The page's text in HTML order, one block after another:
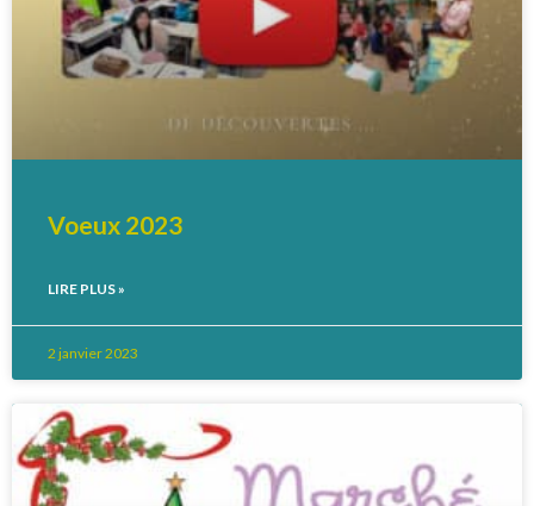
Voeux 2023
LIRE PLUS »
2 janvier 2023